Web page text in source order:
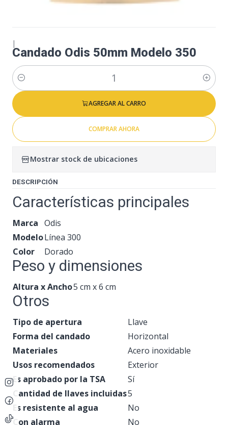
|
Candado Odis 50mm Modelo 350
Cantidad
AGREGAR AL CARRO
COMPRAR AHORA
Mostrar stock de ubicaciones
DESCRIPCIÓN
Características principales
Marca Odis
ModeloLínea 300
Color
Dorado
Peso y dimensiones
Altura x Ancho5 cm x 6 cm
Otros
Tipo de apertura
Llave
Forma del candado
Horizontal
Materiales
Acero inoxidable
Usos recomendados
Exterior
Es aprobado por la TSA
Sí
Cantidad de llaves incluidas5
Es resistente al agua
No
Con alarma
No